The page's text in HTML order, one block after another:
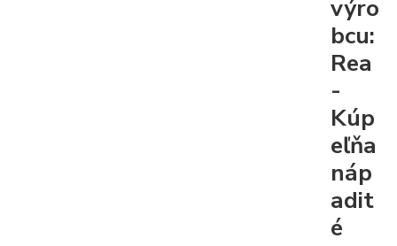
výro
bcu:
Rea
-
Kúp
eľňa
náp
adit
é